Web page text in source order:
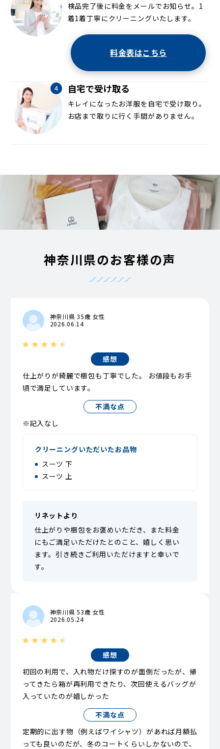
検品完了後に料金をメールでお知らせ。1
着1着丁寧にクリーニングいたします。
料金表はこちら
自宅で受け取る
キレイになったお洋服を自宅で受け取り。
お店まで取りに行く手間がありません。
神奈川県のお客様の声
神奈川県 35歳 女性
2026.06.14
感想
仕上がりが綺麗で梱包も丁寧でした。 お値段もお手
頃で満足しています。
不満な点
※記入なし
クリーニングいただいたお品物
スーツ 下
スーツ 上
リネットより
仕上がりや梱包をお褒めいただき、また料金
にもご満足いただけたとのこと、嬉しく思い
ます。引き続きご利用いただけますと幸いで
す。
神奈川県 53歳 女性
2026.05.24
感想
初回の利用で、入れ物だけ探すのが面倒だったが、帰
ってきたら箱が再利用できたり、次回使えるバッグが
入っていたのが嬉しかった
不満な点
定期的に出す物（例えばワイシャツ）があれば月額払
っても良いのだが、冬のコートくらいしかないので、